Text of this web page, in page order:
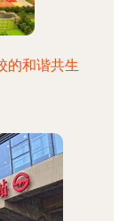
的和谐共生